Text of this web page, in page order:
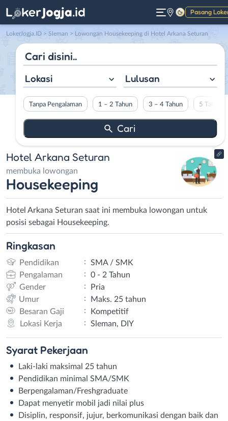
Pasang
Gelap
LokerJogja.ID > Sleman > Lowongan Housekeeping di Hotel Arkana Seturan
Lokasi Lulusan
Tanpa Pengalaman 1 – 2 Tahun 3 – 4 Tahun 5 Tahun
Hotel Arkana Seturan
membuka lowongan
Housekeeping
Hotel Arkana Seturan saat ini membuka lowongan untuk
posisi sebagai Housekeeping.
Ringkasan
Pendidikan :
SMA / SMK
Pengalaman
:
0 - 2 Tahun
Gender
:
Pria
Umur
:
Maks. 25 tahun
Besaran Gaji
:
Kompetitif
Lokasi Kerja
: Sleman, DIY
Syarat Pekerjaan
Laki-laki maksimal 25 tahun
Pendidikan minimal SMA/SMK
Berpengalaman/Freshgraduate
Dapat menyetir mobil jadi nilai plus
Disiplin, responsif, jujur, berkomunikasi dengan baik dan